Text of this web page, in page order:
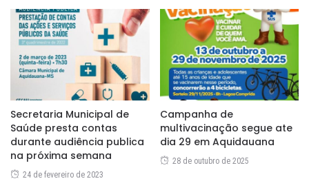
Secretaria Municipal de
Saúde presta contas
durante audiência publica
na próxima semana
24 de fevereiro de 2023
Campanha de
multivacinação segue ate
dia 29 em Aquidauana
28 de outubro de 2025